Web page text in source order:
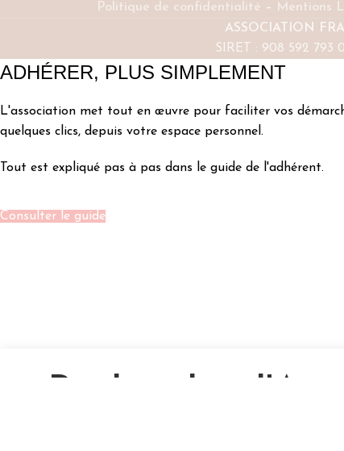
Politique de confidentialité –
Mentions
ASSOCIATION
SIRET : 908 592 793
ADHÉRER, PLUS SIMPLEMENT
L'association met tout en œuvre pour faciliter vos
quelques clics, depuis votre espace personnel.
Tout est expliqué pas à pas dans le guide de l'adhérent.
Consulter le guide